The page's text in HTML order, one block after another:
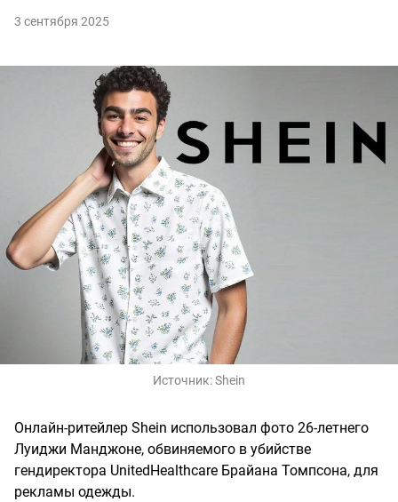
3 сентября 2025
Источник:Shein
Онлайн-ритейлер Shein использовал фото 26-летнего
Луиджи Манджоне, обвиняемого в убийстве
гендиректора UnitedHealthcare Брайана Томпсона, для
рекламы одежды.